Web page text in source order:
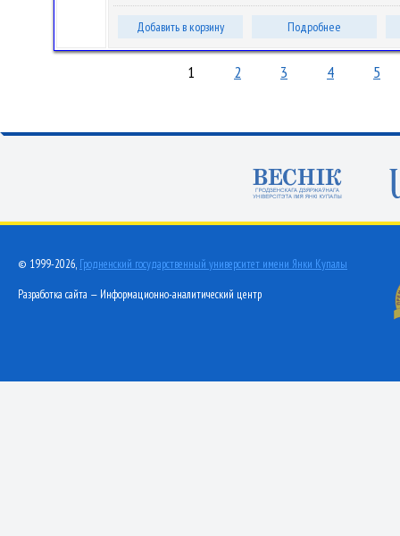
Добавить в корзину Подробнее
1 2 3 4 5
© 1999-2026, Гродненский государственный университет имени Янки Купалы
Разработка сайта — Информационно-аналитический центр